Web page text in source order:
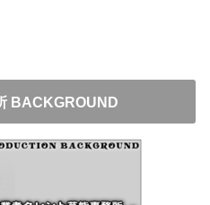
BACKGROUND